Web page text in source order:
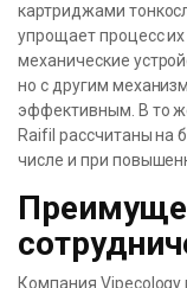
картриджами
упрощает процесс
механические
но с другим
эффективным. В то
Raifil рассчитаны на
числе и при
Компания